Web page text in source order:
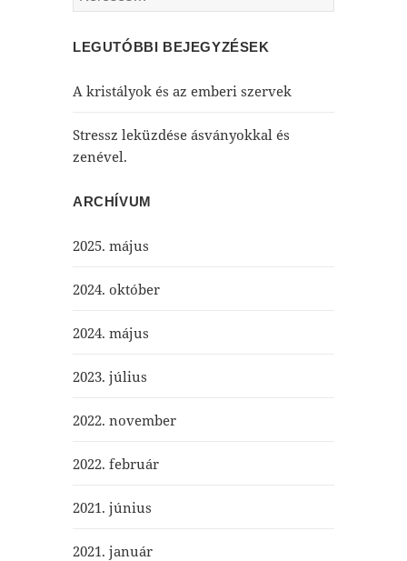
LEGUTÓBBI BEJEGYZÉSEK
A kristályok és az emberi szervek
Stressz leküzdése ásványokkal és
zenével.
ARCHÍVUM
2025. május
2024. október
2024. május
2023. július
2022. november
2022. február
2021. június
2021. január